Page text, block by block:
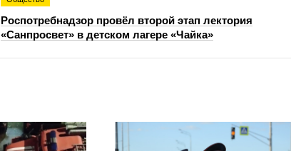
Роспотребнадзор провёл второй этап лектория
«Санпросвет» в детском лагере «Чайка»